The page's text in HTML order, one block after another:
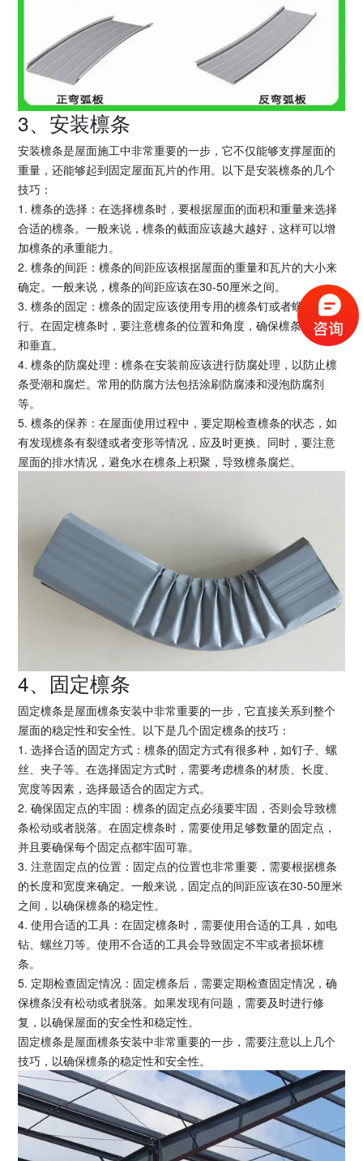
3、安装檩条
安装檩条是屋面施工中非常重要的一步，它不仅能够支撑屋面的
重量，还能够起到固定屋面瓦片的作用。以下是安装檩条的几个
技巧：
1. 檩条的选择：在选择檩条时，要根据屋面的面积和重量来选择
合适的檩条。一般来说，檩条的截面应该越大越好，这样可以增
加檩条的承重能力。
2. 檩条的间距：檩条的间距应该根据屋面的重量和瓦片的大小来
确定。一般来说，檩条的间距应该在30-50厘米之间。
3. 檩条的固定：檩条的固定应该使用专用的檩条钉或者螺丝来进
行。在固定檩条时，要注意檩条的位置和角度，确保檩条的平整
和垂直。
4. 檩条的防腐处理：檩条在安装前应该进行防腐处理，以防止檩
条受潮和腐烂。常用的防腐方法包括涂刷防腐漆和浸泡防腐剂
等。
5. 檩条的保养：在屋面使用过程中，要定期检查檩条的状态，如
有发现檩条有裂缝或者变形等情况，应及时更换。同时，要注意
屋面的排水情况，避免水在檩条上积聚，导致檩条腐烂。
4、固定檩条
固定檩条是屋面檩条安装中非常重要的一步，它直接关系到整个
屋面的稳定性和安全性。以下是几个固定檩条的技巧：
1. 选择合适的固定方式：檩条的固定方式有很多种，如钉子、螺
丝、夹子等。在选择固定方式时，需要考虑檩条的材质、长度、
宽度等因素，选择最适合的固定方式。
2. 确保固定点的牢固：檩条的固定点必须要牢固，否则会导致檩
条松动或者脱落。在固定檩条时，需要使用足够数量的固定点，
并且要确保每个固定点都牢固可靠。
3. 注意固定点的位置：固定点的位置也非常重要，需要根据檩条
的长度和宽度来确定。一般来说，固定点的间距应该在30-50厘米
之间，以确保檩条的稳定性。
4. 使用合适的工具：在固定檩条时，需要使用合适的工具，如电
钻、螺丝刀等。使用不合适的工具会导致固定不牢或者损坏檩
条。
5. 定期检查固定情况：固定檩条后，需要定期检查固定情况，确
保檩条没有松动或者脱落。如果发现有问题，需要及时进行修
复，以确保屋面的安全性和稳定性。
固定檩条是屋面檩条安装中非常重要的一步，需要注意以上几个
技巧，以确保檩条的稳定性和安全性。